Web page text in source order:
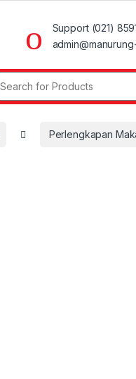
Support (021)
Perlengkapan